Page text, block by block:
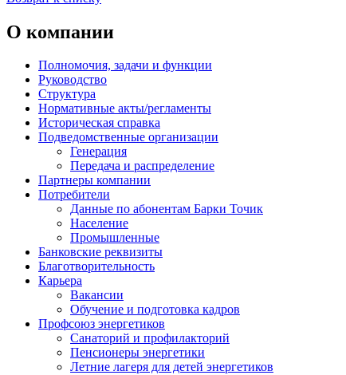
О компании
Полномочия, задачи и функции
Руководство
Структура
Нормативные акты/регламенты
Историческая справка
Подведомственные организации
Генерация
Передача и распределение
Партнеры компании
Потребители
Данные по абонентам Барки Точик
Население
Промышленные
Банковские реквизиты
Благотворительность
Карьера
Вакансии
Обучение и подготовка кадров
Профсоюз энергетиков
Санаторий и профилакторий
Пенсионеры энергетики
Летние лагеря для детей энергетиков